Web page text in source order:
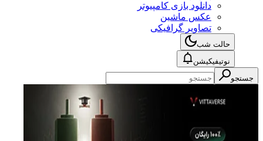
دانلود بازی کامپیوتر
عکس ماشین
تصاویر گرافیکی
حالت شب
نوتیفیکیشن
جستجو